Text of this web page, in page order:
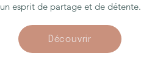
un esprit de partage et de détente.
Découvrir